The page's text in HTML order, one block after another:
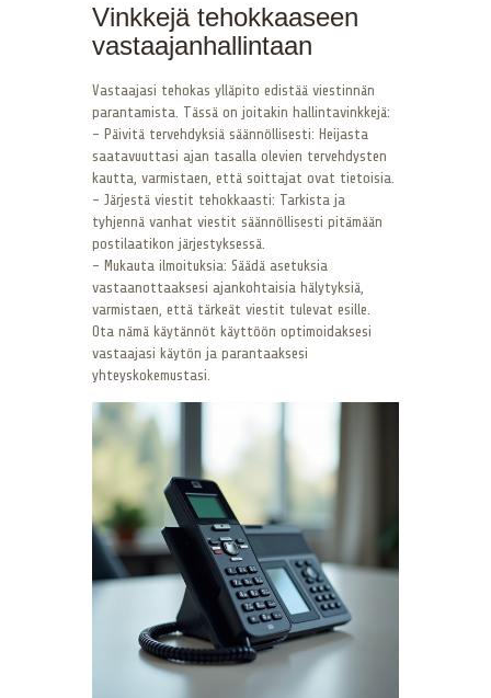
Vinkkejä tehokkaaseen
vastaajanhallintaan
Vastaajasi tehokas ylläpito edistää viestinnän
parantamista. Tässä on joitakin hallintavinkkejä:
– Päivitä tervehdyksiä säännöllisesti: Heijasta
saatavuuttasi ajan tasalla olevien tervehdysten
kautta, varmistaen, että soittajat ovat tietoisia.
– Järjestä viestit tehokkaasti: Tarkista ja
tyhjennä vanhat viestit säännöllisesti pitämään
postilaatikon järjestyksessä.
– Mukauta ilmoituksia: Säädä asetuksia
vastaanottaaksesi ajankohtaisia hälytyksiä,
varmistaen, että tärkeät viestit tulevat esille.
Ota nämä käytännöt käyttöön optimoidaksesi
vastaajasi käytön ja parantaaksesi
yhteyskokemustasi.